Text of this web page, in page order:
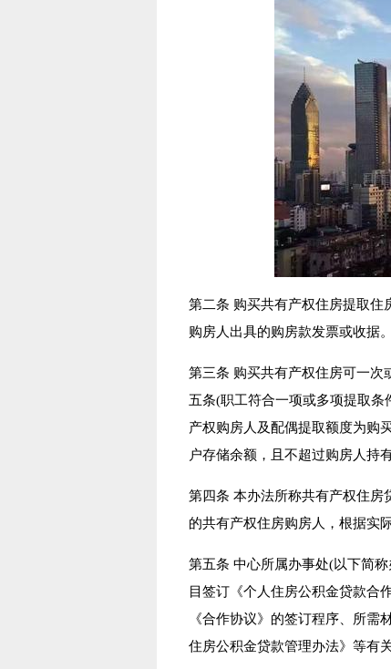
第二条 购买共有产权住房提取住
购房人出具的购房款发票或收据。
第三条 购买共有产权住房可一次
五条(职工符合一项或多项提取
产权购房人及配偶提取额度为购
户存储余额，且不超过购房人持
第四条 本办法所称共有产权住房
的共有产权住房购房人，根据实
第五条 中心所属办事处(以下简
目签订《个人住房公积金贷款合
《合作协议》的签订程序、所需
住房公积金贷款管理办法》等有